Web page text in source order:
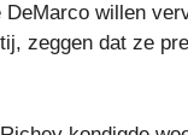
DeMarco willen
zeggen dat ze